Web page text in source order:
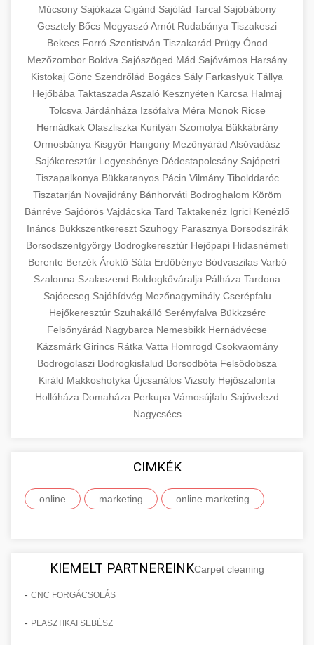
Múcsony Sajókaza Cigánd Sajólád Tarcal Sajóbábony
Gesztely Bőcs MegyaszóArnót Rudabánya Tiszakeszi
Bekecs Forró Szentistván Tiszakarád Prügy Ónod
Mezőzombor Boldva Sajószöged Mád Sajóvámos Harsány
Kistokaj Gönc Szendrőlád Bogács Sály Farkaslyuk Tállya
Hejőbába Taktaszada Aszaló Kesznyéten Karcsa Halmaj
Tolcsva Járdánháza Izsófalva Méra Monok Ricse
Hernádkak Olaszliszka Kurityán Szomolya Bükkábrány
Ormosbánya Kisgyőr Hangony Mezőnyárád Alsóvadász
Sajókeresztúr Legyesbénye Dédestapolcsány Sajópetri
Tiszapalkonya Bükkaranyos Pácin Vilmány Tibolddaróc
Tiszatarján Novajidrány Bánhorváti Bodroghalom Köröm
Bánréve Sajóörös Vajdácska Tard Taktakenéz Igrici Kenézlő
Ináncs Bükkszentkereszt Szuhogy Parasznya Borsodszirák
Borsodszentgyörgy Bodrogkeresztúr Hejőpapi Hidasnémeti
Berente Berzék Ároktő Sáta Erdőbénye Bódvaszilas Varbó
Szalonna Szalaszend Boldogkőváralja Pálháza Tardona
Sajóecseg Sajóhídvég Mezőnagymihály Cserépfalu
Hejőkeresztúr Szuhakálló Serényfalva Bükkzsérc
Felsőnyárád Nagybarca Nemesbikk Hernádvécse
Kázsmárk Girincs Rátka Vatta Homrogd Csokvaomány
Bodrogolaszi Bodrogkisfalud Borsodbóta Felsődobsza
Királd Makkoshotyka Újcsanálos Vizsoly Hejőszalonta
Hollóháza Domaháza Perkupa Vámosújfalu Sajóvelezd
Nagycsécs
CIMKÉK
online marketing online marketing
KIEMELT PARTNEREINKCarpet cleaning
- CNC FORGÁCSOLÁS
- PLASZTIKAI SEBÉSZ